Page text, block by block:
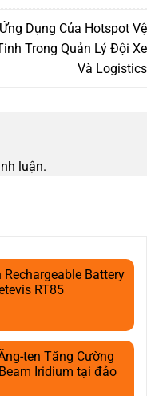
Ứng Dụng Của Hotspot Vệ
Trong Quản Lý Đội Xe
Và Logistics
luận.
Battery
RT85
ten Tăng Cường
Iridium tại đảo